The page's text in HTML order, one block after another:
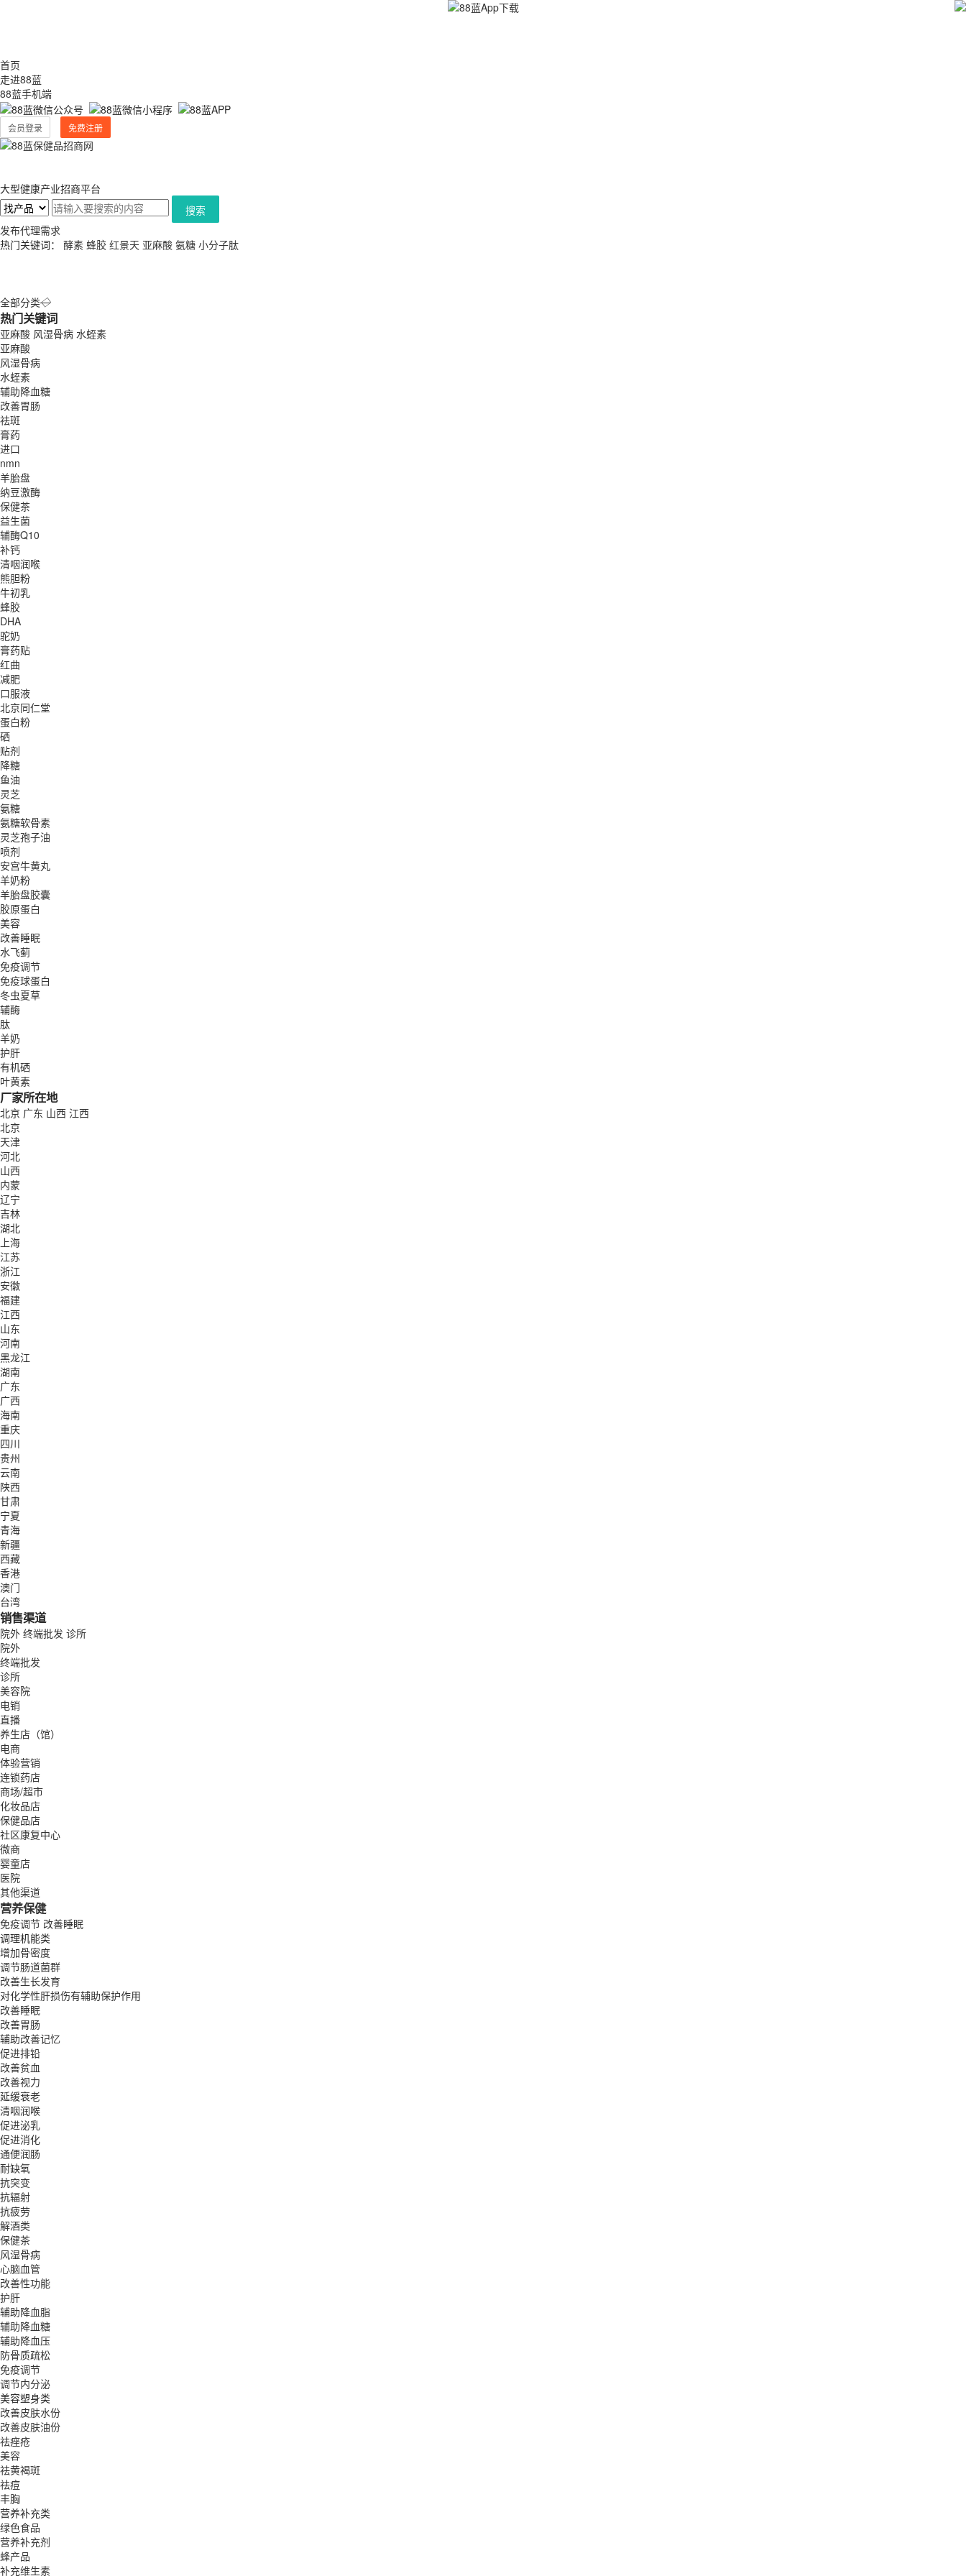
首页
走进88蓝
88蓝手机端
会员登录 免费注册
大型健康产业招商平台
搜索
发布代理需求
热门关键词： 酵素 蜂胶 红景天 亚麻酸 氨糖 小分子肽
全部分类◇
热门关键词
亚麻酸 风湿骨病 水蛭素
亚麻酸
风湿骨病
水蛭素
辅助降血糖
改善胃肠
祛斑
膏药
进口
nmn
羊胎盘
纳豆激酶
保健茶
益生菌
辅酶Q10
补钙
清咽润喉
熊胆粉
牛初乳
蜂胶
DHA
驼奶
膏药贴
红曲
减肥
口服液
北京同仁堂
蛋白粉
硒
贴剂
降糖
鱼油
灵芝
氨糖
氨糖软骨素
灵芝孢子油
喷剂
安宫牛黄丸
羊奶粉
羊胎盘胶囊
胶原蛋白
美容
改善睡眠
水飞蓟
免疫调节
免疫球蛋白
冬虫夏草
辅酶
肽
羊奶
护肝
有机硒
叶黄素
厂家所在地
北京 广东 山西 江西
北京
天津
河北
山西
内蒙
辽宁
吉林
湖北
上海
江苏
浙江
安徽
福建
江西
山东
河南
黑龙江
湖南
广东
广西
海南
重庆
四川
贵州
云南
陕西
甘肃
宁夏
青海
新疆
西藏
香港
澳门
台湾
销售渠道
院外 终端批发 诊所
院外
终端批发
诊所
美容院
电销
直播
养生店（馆）
电商
体验营销
连锁药店
商场/超市
化妆品店
保健品店
社区康复中心
微商
婴童店
医院
其他渠道
营养保健
免疫调节 改善睡眠
调理机能类
增加骨密度
调节肠道菌群
改善生长发育
对化学性肝损伤有辅助保护作用
改善睡眠
改善胃肠
辅助改善记忆
促进排铅
改善贫血
改善视力
延缓衰老
清咽润喉
促进泌乳
促进消化
通便润肠
耐缺氧
抗突变
抗辐射
抗疲劳
解酒类
保健茶
风湿骨病
心脑血管
改善性功能
护肝
辅助降血脂
辅助降血糖
辅助降血压
防骨质疏松
免疫调节
调节内分泌
美容塑身类
改善皮肤水份
改善皮肤油份
祛痤疮
美容
祛黄褐斑
祛痘
丰胸
营养补充类
绿色食品
营养补充剂
蜂产品
补充维生素